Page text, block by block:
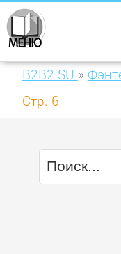
B2B2.SU »
Стр. 6